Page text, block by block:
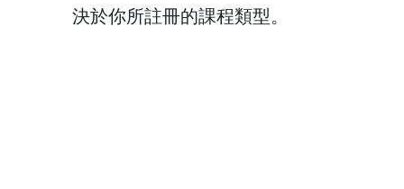
決於你所註冊的課程類型。